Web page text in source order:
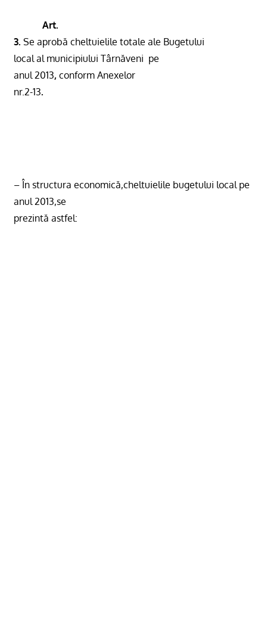
Art.
3. Se aprobă cheltuielile totale ale Bugetului
local al municipiului Târnăveni pe
anul 2013, conform Anexelor
nr.2-13.
– În structura economică,cheltuielile bugetului local pe
anul 2013,se
prezintă astfel: